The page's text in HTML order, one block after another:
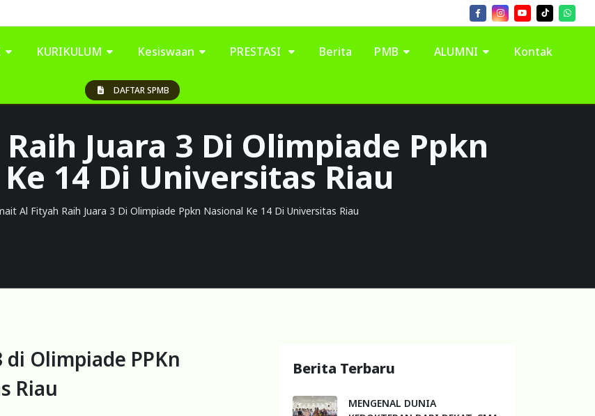
DAFTAR SPMB
KURIKULUM Kesiswaan PRESTASI Berita PMB ALUMNI Kontak
Juara 3 Di Olimpiade Ppkn
14 Di Universitas Riau
Al Fityah Raih Juara 3 Di Olimpiade Ppkn Nasional Ke 14 Di Universitas Riau
di Olimpiade PPKn
Riau
Berita Terbaru
MENGENAL DUNIA